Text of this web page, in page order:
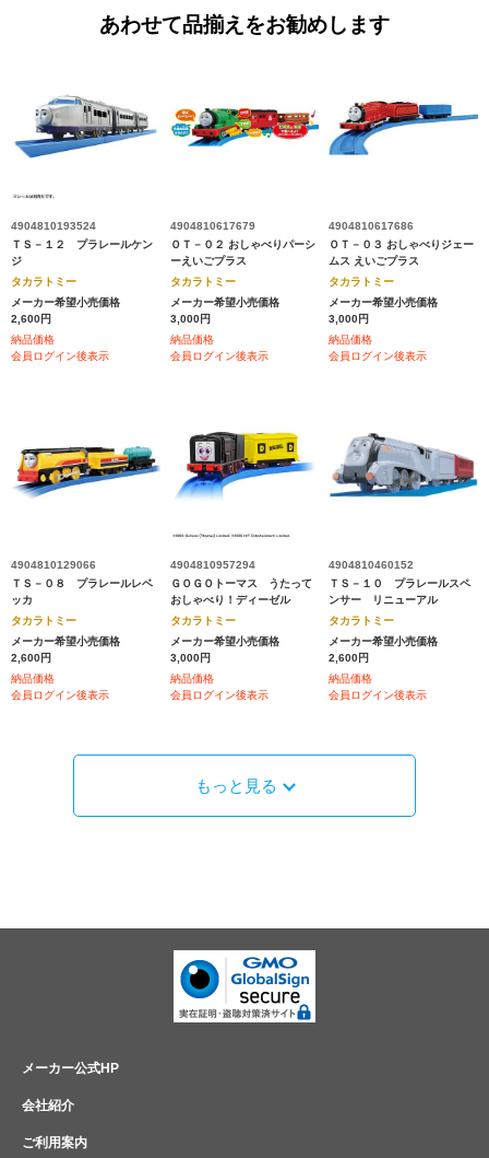
あわせて品揃えをお勧めします
4904810193524
ＴＳ－１２ プラレールケン
ジ
タカラトミー
メーカー希望小売価格
2,600円
納品価格
会員ログイン後表示
4904810617679
ＯＴ－０２ おしゃべりパーシ
ーえいごプラス
タカラトミー
メーカー希望小売価格
3,000円
納品価格
会員ログイン後表示
4904810617686
ＯＴ－０３ おしゃべりジェー
ムス えいごプラス
タカラトミー
メーカー希望小売価格
3,000円
納品価格
会員ログイン後表示
4904810129066
ＴＳ－０８ プラレールレベ
ッカ
タカラトミー
メーカー希望小売価格
2,600円
納品価格
会員ログイン後表示
4904810957294
ＧＯＧＯトーマス うたって
おしゃべり！ディーゼル
タカラトミー
メーカー希望小売価格
3,000円
納品価格
会員ログイン後表示
4904810460152
ＴＳ－１０ プラレールスペ
ンサー リニューアル
タカラトミー
メーカー希望小売価格
2,600円
納品価格
会員ログイン後表示
もっと見る
メーカー公式HP
会社紹介
ご利用案内